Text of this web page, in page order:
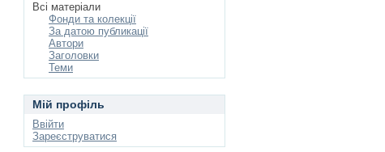
Всі матеріали
Фонди та колекції
За датою публикації
Автори
Заголовки
Теми
Мій профіль
Ввійти
Зареєструватися